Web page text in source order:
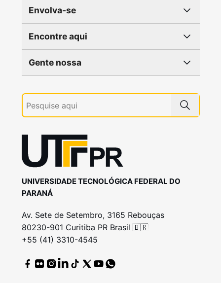
Envolva-se
Encontre aqui
Gente nossa
UNIVERSIDADE TECNOLÓGICA FEDERAL DO
PARANÁ
Av. Sete de Setembro, 3165 Rebouças
80230-901 Curitiba PR Brasil 🇧🇷
+55 (41) 3310-4545